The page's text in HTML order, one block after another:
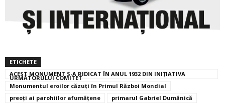
ETICHETE
ACEST MONUMENT S-A RIDICAT ÎN ANUL 1932 DIN INIȚIATIVA
URMĂTORULUI COMITET
Monumentul eroilor căzuți în Primul Război Mondial
preoți ai parohiilor afumățene
primarul Gabriel Dumănică